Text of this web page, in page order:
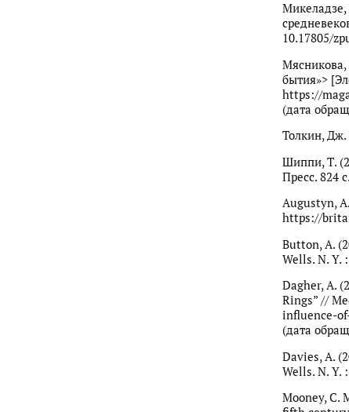
Микеладзе,
10.17805/
Мясникова,
бытия»>
https://
(дата
Толкин, Дж.
Шиппи, Т.
Пресс. 824 с.
Augustyn,
https://
Button, A.
Wells. N. Y.
Dagher, A.
Rings” //
influence-
(дата
Davies, A.
Wells. N. Y.
Mooney, C.